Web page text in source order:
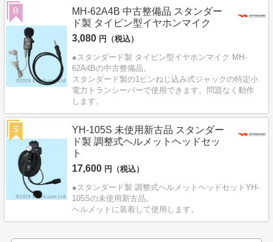
MH-62A4B 中古整備品 スタンダー
ド製 タイピン型イヤホンマイク
3,080 円（税込）
●スタンダード製 タイピン型イヤホンマイク MH-
62A4Bの中古整備品。
スタンダード製の1ピンねじ込み式ジャックの特定小
電力トランシーバーで使用できます。問題なく動作
します。
B
YH-105S 未使用新古品 スタンダー
ド製 調整式ヘルメットヘッドセッ
ト
17,600 円（税込）
●スタンダード製 調整式ヘルメットヘッドセットYH-
105Sの未使用新古品。
ヘルメットに装着して使用します。
S